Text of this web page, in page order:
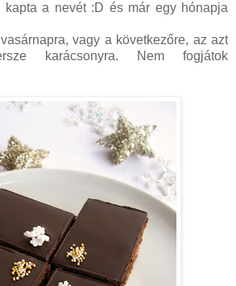
kapta a nevét :D és már egy hónapja
vagy a következőre, az azt
karácsonyra. Nem fogjátok